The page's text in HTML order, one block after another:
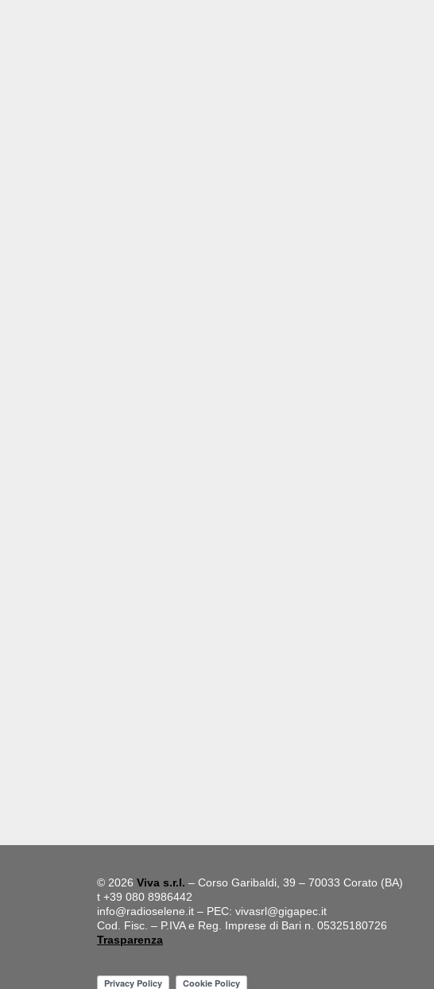
© 2026 Viva s.r.l. – Corso Garibaldi, 39 – 70033 Corato (BA)
t +39 080 8986442
info@radioselene.it – PEC: vivasrl@gigapec.it
Cod. Fisc. – P.IVA e Reg. Imprese di Bari n. 05325180726
Trasparenza